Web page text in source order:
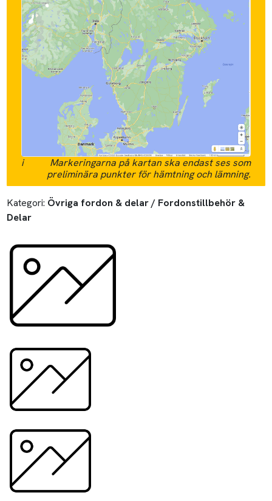
i
Markeringarna på kartan ska endast ses som
preliminära punkter för hämtning och lämning.
Kategori: Övriga fordon & delar / Fordonstillbehör &
Delar